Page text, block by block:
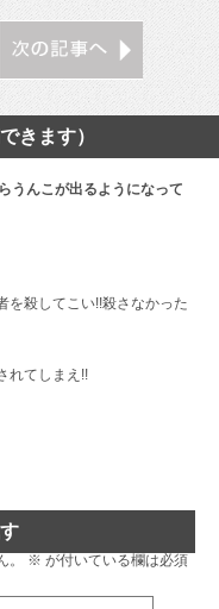
きます）
うんこが出るようになって
を殺してこい!!殺さなかった
れてしまえ!!
※ が付いている欄は必須